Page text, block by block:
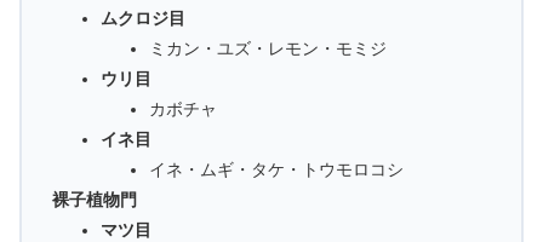
ムクロジ目
ミカン・ユズ・レモン・モミジ
ウリ目
カボチャ
イネ目
イネ・ムギ・タケ・トウモロコシ
裸子植物門
マツ目